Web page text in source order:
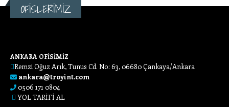
OFİSLERİMİZ
ANKARA OFİSİMİZ
Remzi Oğuz Arık, Tunus Cd. No: 63, 06680 Çankaya/Ankara
ankara@troyint.com
0506 171 0804
YOL TARİFİ AL